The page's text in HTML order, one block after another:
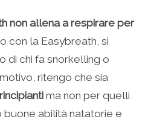
non allena a respirare per
con la Easybreath, si
di chi fa snorkelling o
ritengo che sia
ma non per quelli
abilità natatorie e